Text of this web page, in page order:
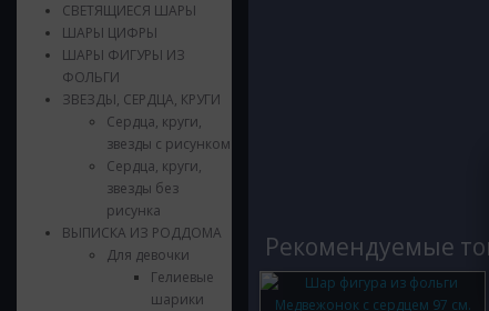
СВЕТЯЩИЕСЯ ШАРЫ
ШАРЫ ЦИФРЫ
ШАРЫ ФИГУРЫ ИЗ
ФОЛЬГИ
ЗВЕЗДЫ, СЕРДЦА, КРУГИ
Сердца, круги,
звезды с рисунком
Сердца, круги,
звезды без
рисунка
ВЫПИСКА ИЗ РОДДОМА
Для девочки
Гелиевые
шарики
Рекомендуемые